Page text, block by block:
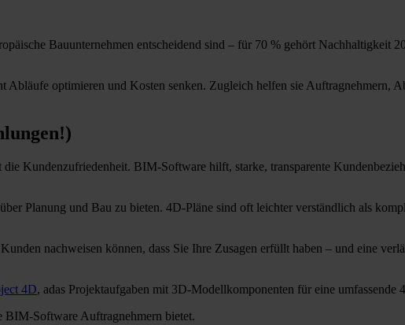
Bauunternehmen entscheidend sind – für 70 % gehört Nachhaltigkeit
optimieren und Kosten senken. Zugleich helfen sie Auftragnehmern,
Kundenzufriedenheit. BIM-Software hilft, starke, transparente
Planung und Bau zu bieten. 4D-Pläne sind oft leichter verständlich als
nachweisen können, dass Sie Ihre Zusagen erfüllt haben – und eine
4D, adas Projektaufgaben mit 3D-Modellkomponenten für eine umfassende
BIM-Software Auftragnehmern bietet.